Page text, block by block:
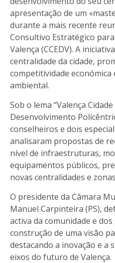
apresentação de um
durante a mais recente
Consultivo Estratégico
Valença (CCEDV). A
centralidade da cidade,
competitividade
ambiental.
Sob o lema “Valença
Desenvolvimento
conselheiros e dois
analisaram propostas de
nível de infraestruturas,
equipamentos públicos,
novas centralidades e
O presidente da Câmara
Manuel Carpinteira (PS),
activa da comunidade e
construção de uma visão
destacando a inovação e a
eixos do futuro de Valença.